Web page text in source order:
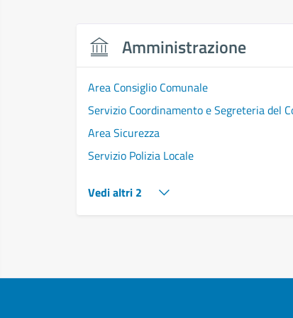
Amministrazione
Area Consiglio Comunale
Servizio Coordinamento e Segreteria del
Area Sicurezza
Servizio Polizia Locale
Vedi altri 2